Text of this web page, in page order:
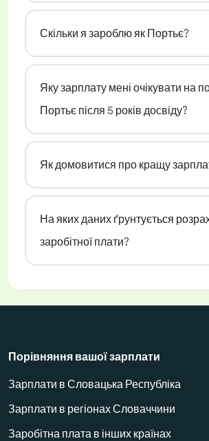
Скільки я зароблю як Портьє?
Яку зарплату мені очікувати на
Портьє після 5 років досвіду?
Як домовитися про кращу
На яких даних ґрунтується
заробітної плати?
Порівняння вашої зарплати
Зарплати в Словацька Республіка
Зарплати в регіонах Словаччини
Заробітна плата в інших країнах